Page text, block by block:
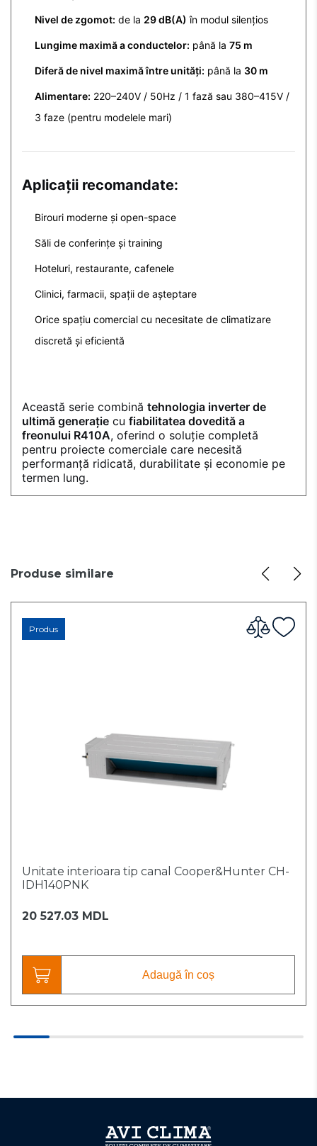
Nivel de zgomot: de la 29 dB(A) în modul silențios
Lungime maximă a conductelor: până la 75 m
Diferă de nivel maximă între unități: până la 30 m
Alimentare: 220–240V / 50Hz / 1 fază sau 380–415V /
3 faze (pentru modelele mari)
Aplicații recomandate:
Birouri moderne și open-space
Săli de conferințe și training
Hoteluri, restaurante, cafenele
Clinici, farmacii, spații de așteptare
Orice spațiu comercial cu necesitate de climatizare
discretă și eficientă
Această serie combină tehnologia inverter de
ultimă generație cu fiabilitatea dovedită a
freonului R410A, oferind o soluție completă
pentru proiecte comerciale care necesită
performanță ridicată, durabilitate și economie pe
termen lung.
Produse similare
Produs
Unitate interioara tip canal Cooper&Hunter CH-
IDH140PNK
20 527.03 MDL
Adaugă în coș